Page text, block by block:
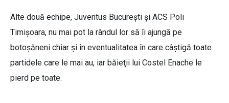
Alte două echipe, Juventus Bucureşti şi ACS Poli
Timişoara, nu mai pot la rândul lor să îi ajungă pe
botoşăneni chiar şi în eventualitatea în care câştigă toate
partidele care le mai au, iar băieţii lui Costel Enache le
pierd pe toate.